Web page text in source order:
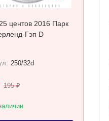
центов 2016 Парк
Камберленд-Гэп D
250/32d
195₽